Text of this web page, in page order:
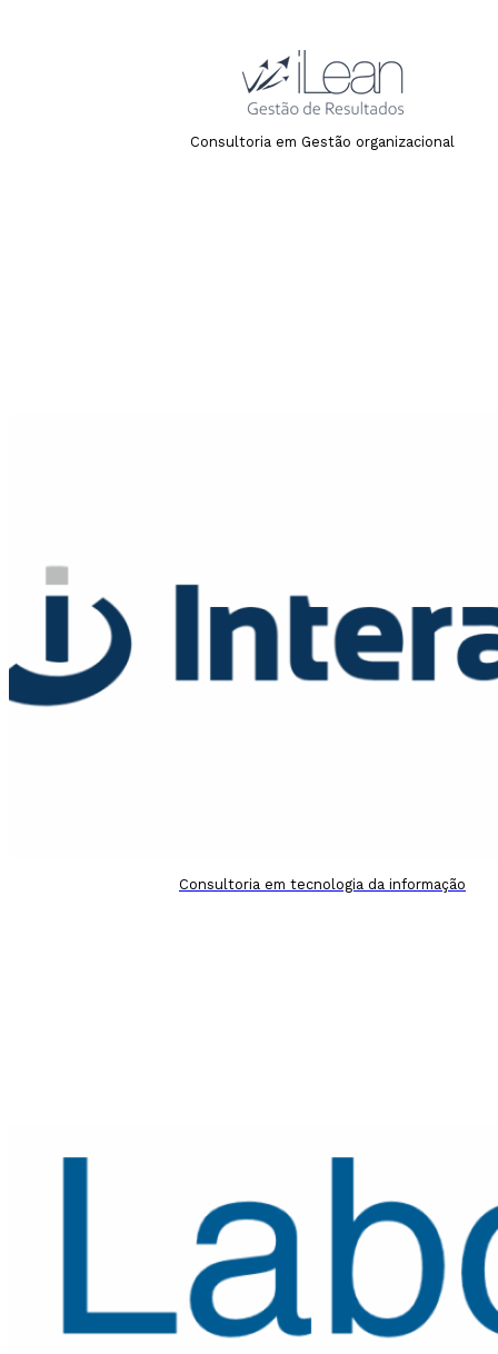
Consultoria em Gestão organizacional
Consultoria em tecnologia da informação